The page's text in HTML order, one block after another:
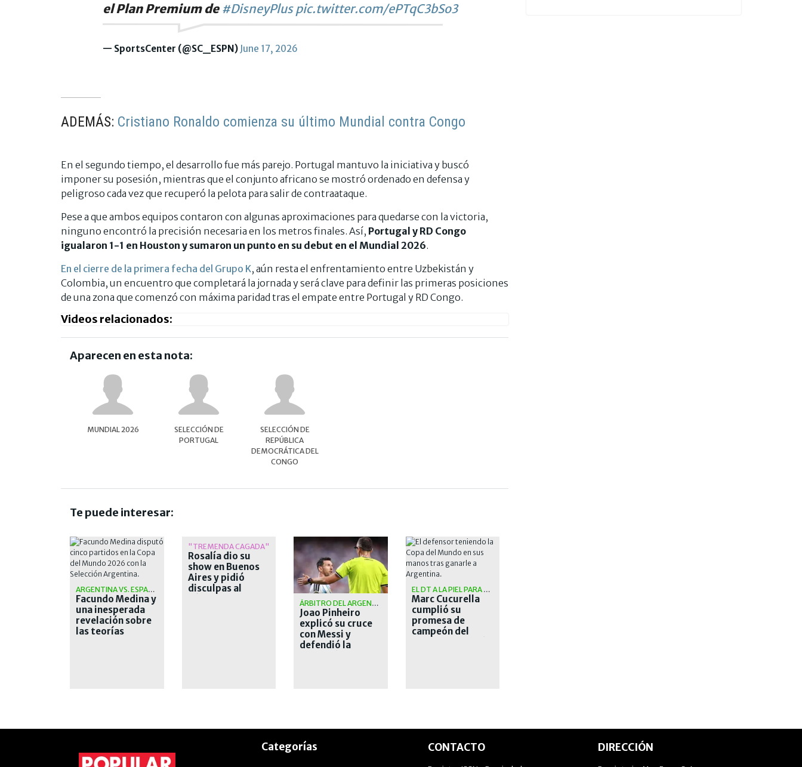
el Plan Premium de #DisneyPlus pic.twitter.com/ePTqC3bSo3
— SportsCenter (@SC_ESPN) June 17, 2026
ADEMÁS: Cristiano Ronaldo comienza su último Mundial contra Congo
En el segundo tiempo, el desarrollo fue más parejo. Portugal mantuvo la iniciativa y buscó
imponer su posesión, mientras que el conjunto africano se mostró ordenado en defensa y
peligroso cada vez que recuperó la pelota para salir de contraataque.
Pese a que ambos equipos contaron con algunas aproximaciones para quedarse con la victoria,
ninguno encontró la precisión necesaria en los metros finales. Así, Portugal y RD Congo
igualaron 1-1 en Houston y sumaron un punto en su debut en el Mundial 2026.
En el cierre de la primera fecha del Grupo K, aún resta el enfrentamiento entre Uzbekistán y
Colombia, un encuentro que completará la jornada y será clave para definir las primeras posiciones
de una zona que comenzó con máxima paridad tras el empate entre Portugal y RD Congo.
Videos relacionados:
Aparecen en esta nota:
MUNDIAL 2026
SELECCIÓN DE
PORTUGAL
SELECCIÓN DE
REPÚBLICA
DEMOCRÁTICA DEL
CONGO
Te puede interesar:
ARGENTINA VS. ESPAÑA
Facundo Medina y
una inesperada
revelación sobre
las teorías
"TREMENDA CAGADA"
Rosalía dio su
show en Buenos
Aires y pidió
disculpas al
ÁRBITRO DEL ARGENTINA VS. SUIZA
Joao Pinheiro
explicó su cruce
con Messi y
defendió la
EL DT A LA PIEL PARA SIEMPRE
Marc Cucurella
cumplió su
promesa de
campeón del
Categorías CONTACTO DIRECCIÓN